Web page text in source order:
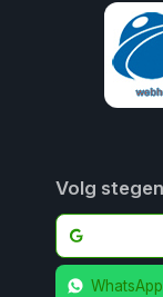
Volg
WhatsApp